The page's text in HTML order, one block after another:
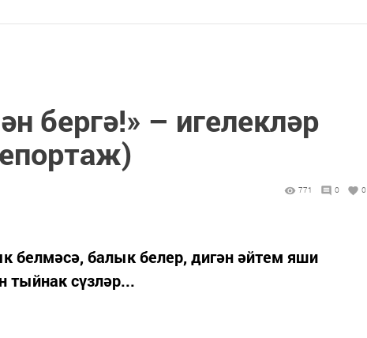
бергә!» – игелекләр
771 0 0
белмәсә, балык белер, дигән әйтем яши
тыйнак сүзләр...